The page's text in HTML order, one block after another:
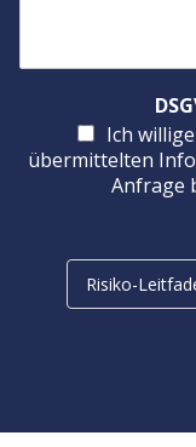
Ich
übermittelten
Anfrage
Risiko-